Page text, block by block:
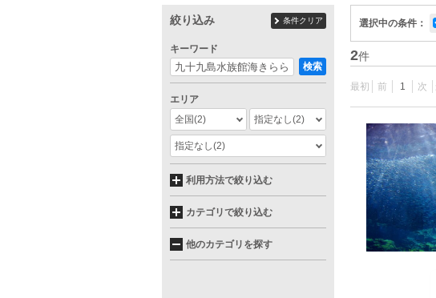
選択中の条件：
2件
最初 前 1 次
絞り込み 条件クリア
キーワード
検索
エリア
全国(2) 指定なし(2)
指定なし(2)
利用方法で絞り込む
カテゴリで絞り込む
他のカテゴリを探す